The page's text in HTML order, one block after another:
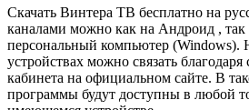
Скачать Винтера ТВ бесплатно на
каналами можно как на Андроид , так
персональный компьютер (Windows).
устройствах можно связать
кабинета на официальном сайте. В
программы будут доступны в любой